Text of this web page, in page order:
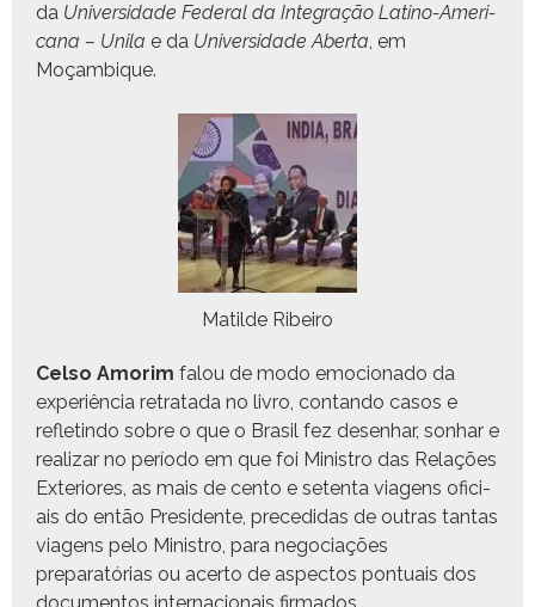
da Uni­ver­si­dade Fed­er­al da Inte­gração Lati­no-Amer­i­
cana – Uni­la e da Uni­ver­si­dade Aber­ta, em
Moçambique.
Matilde Ribeiro
Cel­so Amor­im falou de modo emo­ciona­do da
exper­iên­cia retrata­da no livro, con­tan­do casos e
refletindo sobre o que o Brasil fez desen­har, son­har e
realizar no perío­do em que foi Min­istro das Relações
Exte­ri­ores, as mais de cen­to e seten­ta via­gens ofi­ci­
ais do então Pres­i­dente, pre­ce­di­das de out­ras tan­tas
via­gens pelo Min­istro, para nego­ci­ações
preparatórias ou acer­to de aspec­tos pon­tu­ais dos